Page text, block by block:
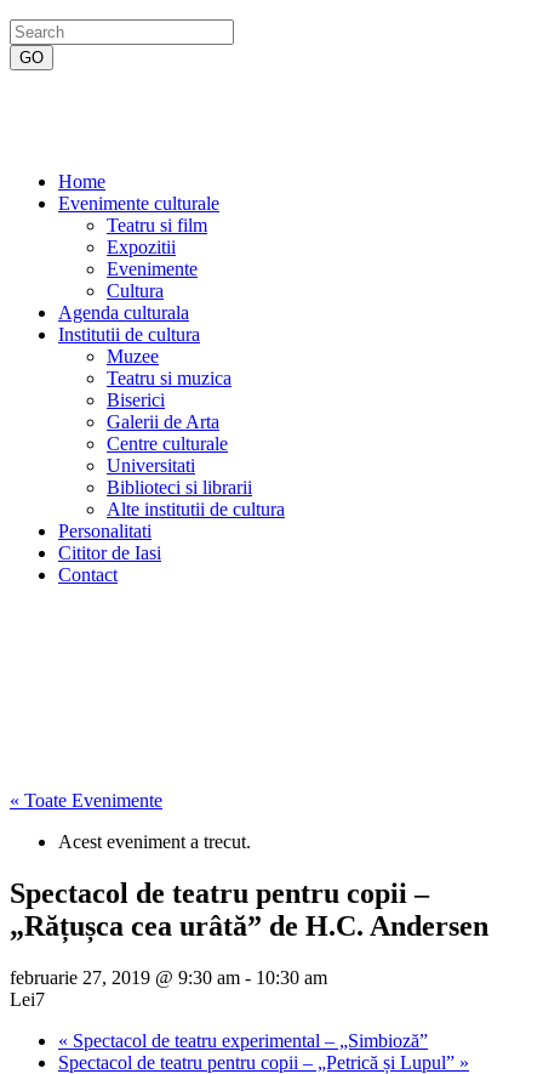
Home
Evenimente culturale
Teatru si film
Expozitii
Evenimente
Cultura
Agenda culturala
Institutii de cultura
Muzee
Teatru si muzica
Biserici
Galerii de Arta
Centre culturale
Universitati
Biblioteci si librarii
Alte institutii de cultura
Personalitati
Cititor de Iasi
Contact
« Toate Evenimente
Acest eveniment a trecut.
Spectacol de teatru pentru copii –
„Rățușca cea urâtă” de H.C. Andersen
februarie 27, 2019 @ 9:30 am - 10:30 am
Lei7
« Spectacol de teatru experimental – „Simbioză”
Spectacol de teatru pentru copii – „Petrică și Lupul” »